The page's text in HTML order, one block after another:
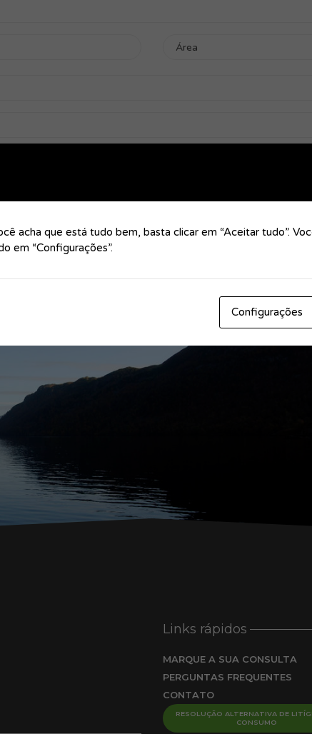
Links rápidos
MARQUE A SUA CONSULTA
PERGUNTAS FREQUENTES
CONTATO
RESOLUÇÃO ALTERNATIVA DE
CONSUMO
acha que está tudo bem, basta clicar em “Aceitar tudo”.
em “Configurações”.
Configurações